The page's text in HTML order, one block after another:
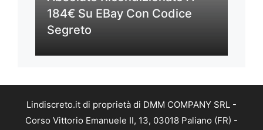
184€ Su EBay Con Codice
Segreto
Lindiscreto.it di proprietà di DMM COMPANY SRL -
Corso Vittorio Emanuele II, 13, 03018 Paliano (FR) -